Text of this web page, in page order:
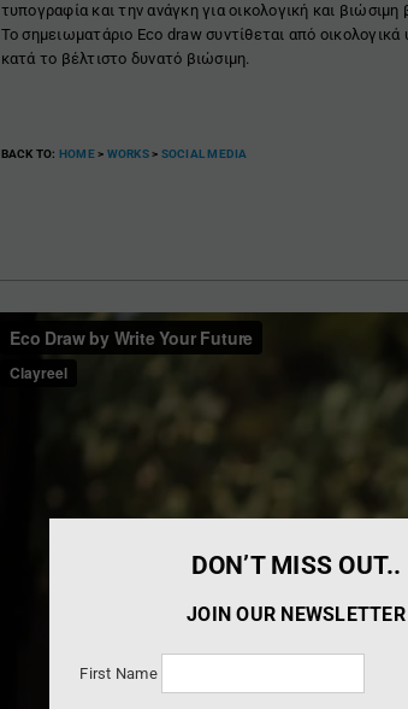
τυπογραφία και την ανάγκη για οικολογική και βιώσιμη
Το σημειωματάριο Eco draw συντίθεται από οικολογικά
κατά το βέλτιστο δυνατό βιώσιμη.
BACK TO: ΗΟΜΕ> WORKS> SOCIAL MEDIA
DON’T MISS OUT..
JOIN OUR NEWSLETTER
First Name